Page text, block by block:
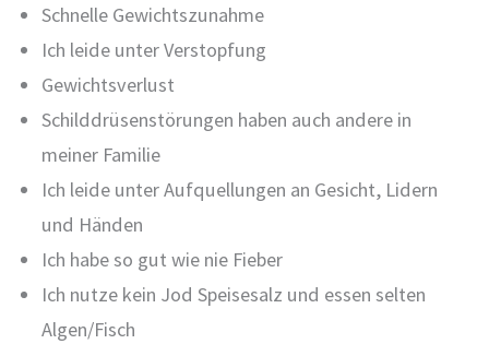
Schnelle Gewichtszunahme
Ich leide unter Verstopfung
Gewichtsverlust
Schilddrüsenstörungen haben auch andere in
meiner Familie
Ich leide unter Aufquellungen an Gesicht, Lidern
und Händen
Ich habe so gut wie nie Fieber
Ich nutze kein Jod Speisesalz und essen selten
Algen/Fisch